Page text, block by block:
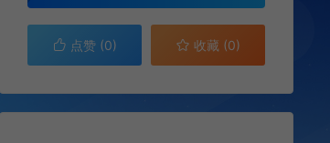
点赞 (0) 收藏 (0)